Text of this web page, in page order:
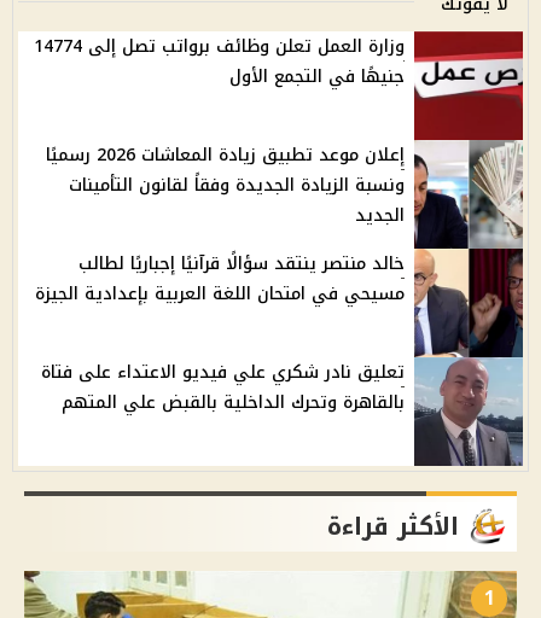
وزارة العمل تعلن وظائف برواتب تصل إلى 14774
جنيهًا في التجمع الأول
إعلان موعد تطبيق زيادة المعاشات 2026 رسميًا
ونسبة الزيادة الجديدة وفقاً لقانون التأمينات
الجديد
خالد منتصر ينتقد سؤالًا قرآنيًا إجباريًا لطالب
مسيحي في امتحان اللغة العربية بإعدادية الجيزة
تعليق نادر شكري علي فيديو الاعتداء على فتاة
بالقاهرة وتحرك الداخلية بالقبض علي المتهم
الأكثر قراءة
1